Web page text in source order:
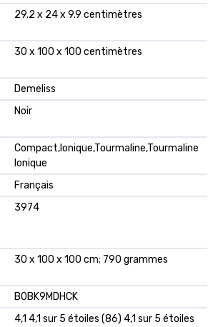
‎29.2 x 24 x 9.9 centimètres
‎30 x 100 x 100 centimètres
‎Demeliss
‎Noir
‎Compact,Ionique,Tourmaline,Tourmaline
Ionique
‎Français
‎3974
‎30 x 100 x 100 cm; 790 grammes
‎B0BK9MDHCK
4,1 4,1 sur 5 étoiles (86) 4,1 sur 5 étoiles